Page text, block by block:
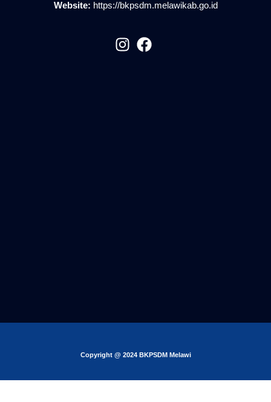
Website: https://bkpsdm.melawikab.go.id
Copyright @ 2024 BKPSDM Melawi